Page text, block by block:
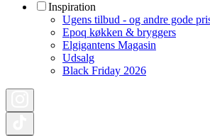
Inspiration
Ugens tilbud - og andre gode
Epoq køkken & bryggers
Elgigantens Magasin
Udsalg
Black Friday 2026